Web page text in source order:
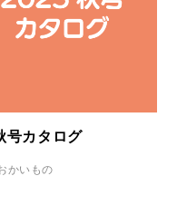
カタログ
かいもの